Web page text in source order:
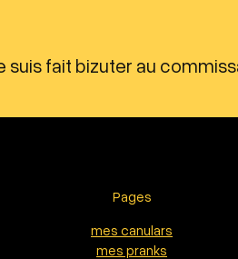
suis fait bizuter au
Pages
mes canulars
mes pranks